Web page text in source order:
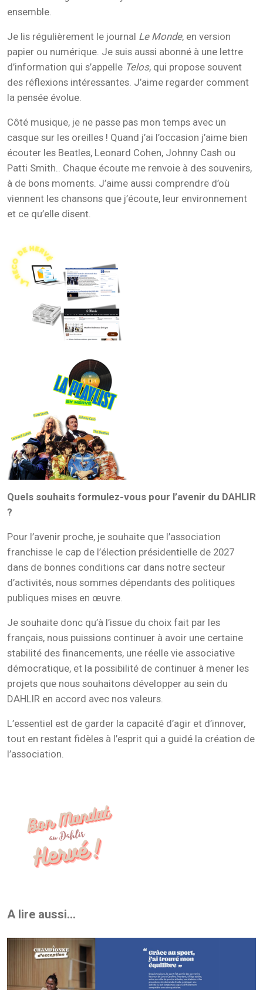
A lire aussi...
ensemble.
Je lis régulièrement le journal Le Monde, en version
papier ou numérique. Je suis aussi abonné à une lettre
d’information qui s’appelle Telos, qui propose souvent
des réflexions intéressantes. J’aime regarder comment
la pensée évolue.
Côté musique, je ne passe pas mon temps avec un
casque sur les oreilles ! Quand j’ai l’occasion j’aime bien
écouter les Beatles, Leonard Cohen, Johnny Cash ou
Patti Smith.. Chaque écoute me renvoie à des souvenirs,
à de bons moments. J’aime aussi comprendre d’où
viennent les chansons que j’écoute, leur environnement
et ce qu’elle disent.
Quels souhaits formulez-vous pour l’avenir du DAHLIR
?
Pour l’avenir proche, je souhaite que l’association
franchisse le cap de l’élection présidentielle de 2027
dans de bonnes conditions car dans notre secteur
d’activités, nous sommes dépendants des politiques
publiques mises en œuvre.
Je souhaite donc qu’à l’issue du choix fait par les
français, nous puissions continuer à avoir une certaine
stabilité des financements, une réelle vie associative
démocratique, et la possibilité de continuer à mener les
projets que nous souhaitons développer au sein du
DAHLIR en accord avec nos valeurs.
L’essentiel est de garder la capacité d’agir et d’innover,
tout en restant fidèles à l’esprit qui a guidé la création de
l’association.